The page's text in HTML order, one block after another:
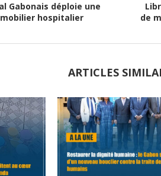
Gabonais déploie une
hospitalier
de
ARTICLES